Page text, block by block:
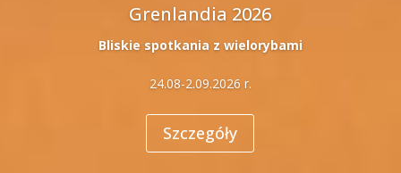
Grenlandia 2026
Bliskie spotkania z wielorybami
24.08-2.09.2026 r.
Szczegóły